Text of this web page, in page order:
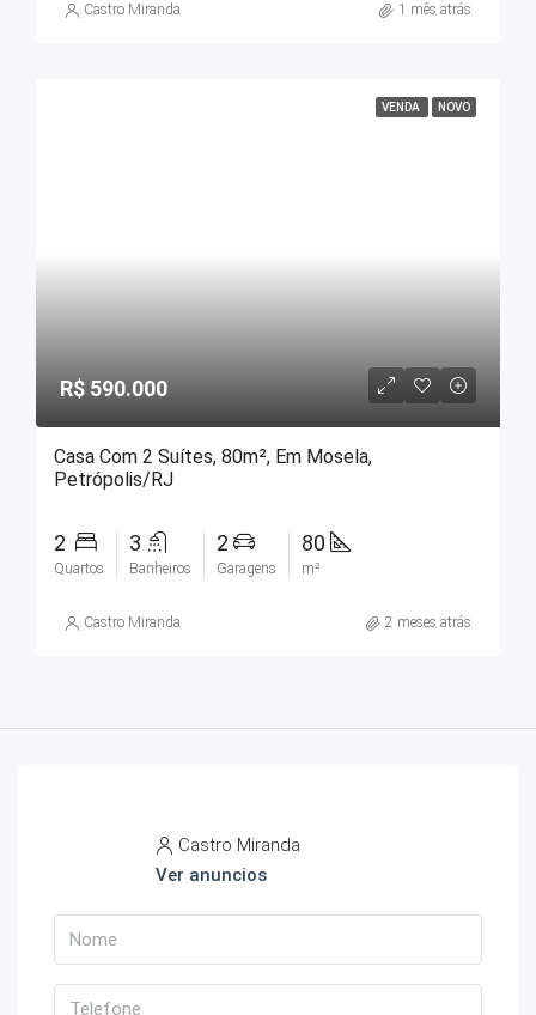
Castro Miranda 1 mês atrás
VENDA NOVO
R$ 590.000
Casa Com 2 Suítes, 80m², Em Mosela,
Petrópolis/RJ
2
Quartos
3
Banheiros
2
Garagens
80
m²
Castro Miranda 2 meses atrás
Castro Miranda
Ver anuncios